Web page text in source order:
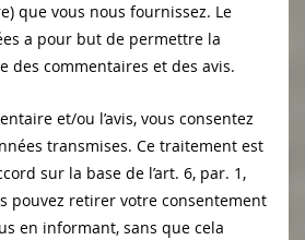
que vous nous fournissez. Le
a pour but de permettre la
des commentaires et des avis.
et/ou l’avis, vous consentez
transmises. Ce traitement est
sur la base de l’art. 6, par. 1,
pouvez retirer votre consentement
en informant, sans que cela